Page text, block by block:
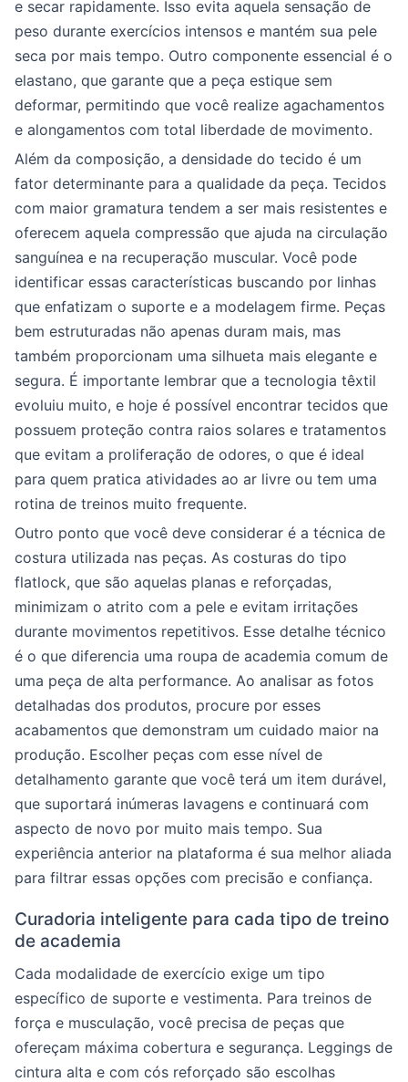
e secar rapidamente. Isso evita aquela sensação de
peso durante exercícios intensos e mantém sua pele
seca por mais tempo. Outro componente essencial é o
elastano, que garante que a peça estique sem
deformar, permitindo que você realize agachamentos
e alongamentos com total liberdade de movimento.
Além da composição, a densidade do tecido é um
fator determinante para a qualidade da peça. Tecidos
com maior gramatura tendem a ser mais resistentes e
oferecem aquela compressão que ajuda na circulação
sanguínea e na recuperação muscular. Você pode
identificar essas características buscando por linhas
que enfatizam o suporte e a modelagem firme. Peças
bem estruturadas não apenas duram mais, mas
também proporcionam uma silhueta mais elegante e
segura. É importante lembrar que a tecnologia têxtil
evoluiu muito, e hoje é possível encontrar tecidos que
possuem proteção contra raios solares e tratamentos
que evitam a proliferação de odores, o que é ideal
para quem pratica atividades ao ar livre ou tem uma
rotina de treinos muito frequente.
Outro ponto que você deve considerar é a técnica de
costura utilizada nas peças. As costuras do tipo
flatlock, que são aquelas planas e reforçadas,
minimizam o atrito com a pele e evitam irritações
durante movimentos repetitivos. Esse detalhe técnico
é o que diferencia uma roupa de academia comum de
uma peça de alta performance. Ao analisar as fotos
detalhadas dos produtos, procure por esses
acabamentos que demonstram um cuidado maior na
produção. Escolher peças com esse nível de
detalhamento garante que você terá um item durável,
que suportará inúmeras lavagens e continuará com
aspecto de novo por muito mais tempo. Sua
experiência anterior na plataforma é sua melhor aliada
para filtrar essas opções com precisão e confiança.
Curadoria inteligente para cada tipo de treino
de academia
Cada modalidade de exercício exige um tipo
específico de suporte e vestimenta. Para treinos de
força e musculação, você precisa de peças que
ofereçam máxima cobertura e segurança. Leggings de
cintura alta e com cós reforçado são escolhas